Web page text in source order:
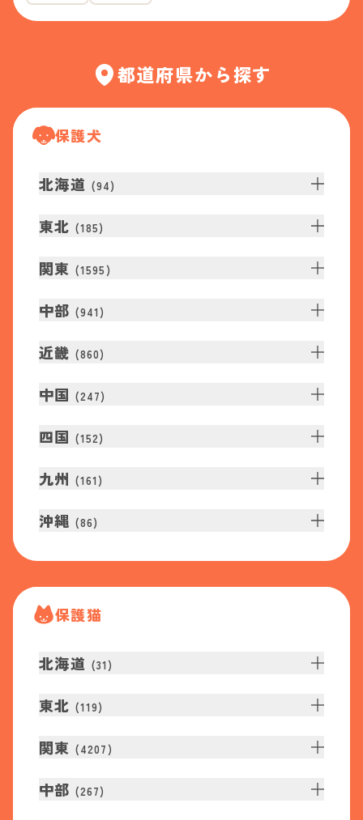
都道府県から探す
保護犬
北海道 (94)
東北 (185)
関東 (1595 )
中部 (941 )
近畿 (860)
中国 (247)
四国 (152)
九州 (161 )
沖縄 (86)
保護猫
北海道 (31 )
東北 (119)
関東 (4207 )
中部 (267)